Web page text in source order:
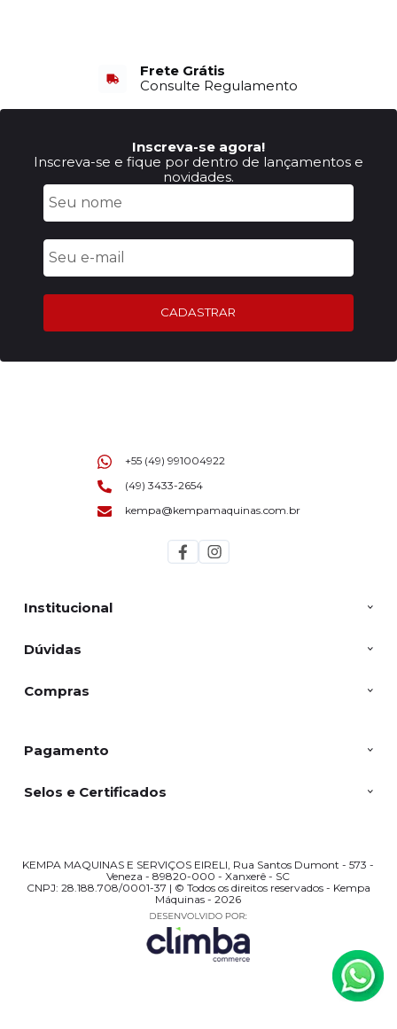
Frete Grátis
Consulte Regulamento
Inscreva-se agora!
Inscreva-se e fique por dentro de lançamentos e
novidades.
CADASTRAR
Institucional
Dúvidas
Compras
+55 (49) 991004922
(49) 3433-2654
kempa@kempamaquinas.com.br
Pagamento
Selos e Certificados
KEMPA MAQUINAS E SERVIÇOS EIRELI, Rua Santos Dumont - 573 -
Veneza - 89820-000 - Xanxerê - SC
CNPJ: 28.188.708/0001-37 | © Todos os direitos reservados - Kempa
Máquinas - 2026